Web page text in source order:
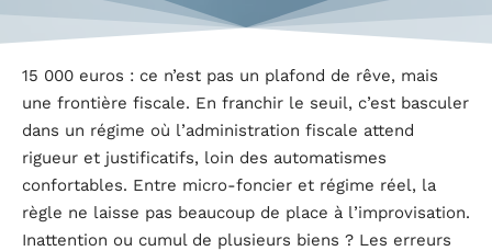
15 000 euros : ce n’est pas un plafond de rêve, mais
une frontière fiscale. En franchir le seuil, c’est basculer
dans un régime où l’administration fiscale attend
rigueur et justificatifs, loin des automatismes
confortables. Entre micro-foncier et régime réel, la
règle ne laisse pas beaucoup de place à l’improvisation.
Inattention ou cumul de plusieurs biens ? Les erreurs